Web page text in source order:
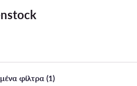
φίλτρα (1)